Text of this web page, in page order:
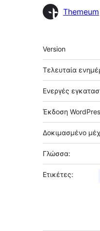
Συντελεστές
Themeum
Version
Τελευταία
Ενεργές
Έκδοση
Δοκιμασμένο
Γλώσσα:
Ετικέτες: